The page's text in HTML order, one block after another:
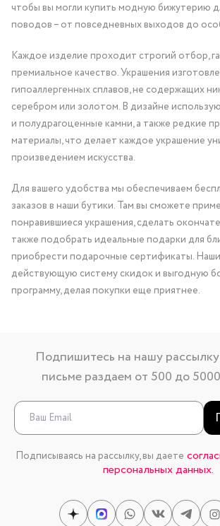
чтобы вы могли купить модную бижутерию
поводов – от повседневных выходов до
Каждое изделие проходит строгий отбор,
премиальное качество. Украшения
гипоаллергенных сплавов, не содержащих
серебром или золотом. В дизайне
и полудрагоценные камни, а также редкие
материалы, что делает каждое украшение
произведением искусства.
Для вашего удобства мы обеспечиваем
заказов в наши бутики. Там вы сможете
понравившиеся украшения, сделать
также подобрать идеальные подарки для
приобрести подарочные сертификаты.
действующую систему скидок и выгодную
программу, делая покупки еще приятнее.
Подпишитесь на нашу
письме раздаем от 500 до
Подписываясь на рассылку, вы даете
персональных данных.